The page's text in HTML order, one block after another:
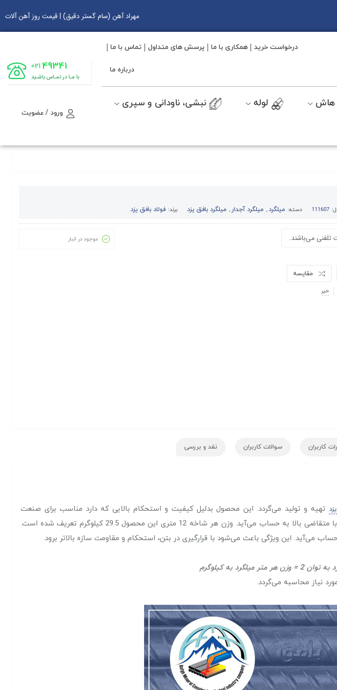
مهراد آهن (سام گستر دقیق) | قیمت روز آهن آلات
درخواست خرید همکاری با ما پرسش های متداول تماس با ما
درباره ما
هاش لوله نبشی، ناودانی و سپری
49341
021
با مـا در تمـاس باشـید
ورود / عضویت
111607 دسته: میلگرد, میلگرد آجدار , میلگرد بافق یزد برند: فولاد بافق یزد
تلفنی می‌باشند.
مقایسه
خیر
موجود در انبار
کاربران سوالات کاربران نقد و بررسی
تهیه و تولید می‌گردد. این محصول بدلیل کیفیت و استحکام بالایی که دارد مناسب برای صنعت
ساختمان‌سازی می‌باشد. میلگرد 20 بافق در بازار فولاد و آهن‌آلات ایران جز میلگرد‌های پر فروش با متقاضی بالا به حساب می‌آید. وزن هر شاخه 12 متری این محصول 29.5 کیلوگرم تعریف شده است.
می‌آید. این ویژگی باعث می‌شود با قرارگیری در بتن، استحکام و مقاومت سازه بالاتر برود.
نیاز محاسبه می‌گردد.